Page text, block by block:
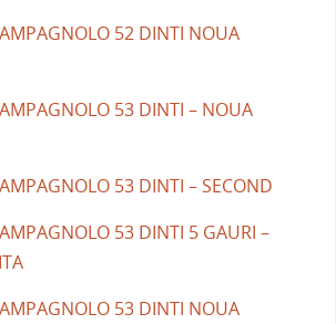
52 DINTI NOUA
53 DINTI – NOUA
53 DINTI – SECOND
53 DINTI 5 GAURI –
53 DINTI NOUA